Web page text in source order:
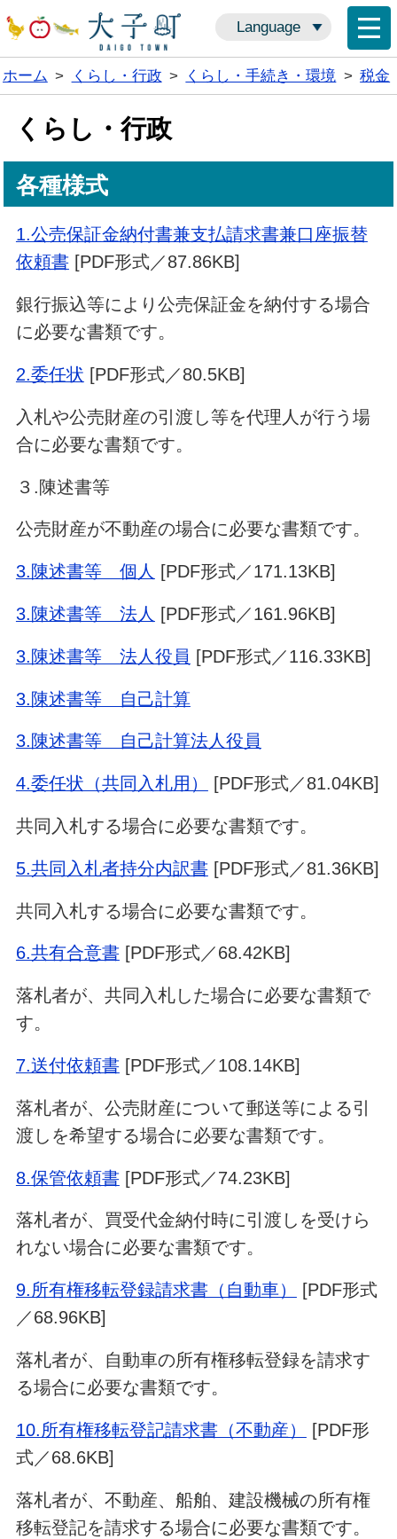
Language
ホーム > くらし・行政 > くらし・手続き・環境 > 税金
くらし・行政
各種様式
1.公売保証金納付書兼支払請求書兼口座振替
依頼書[PDF形式／87.86KB]
銀行振込等により公売保証金を納付する場合
に必要な書類です。
2.委任状 [PDF形式／80.5KB]
入札や公売財産の引渡し等を代理人が行う場
合に必要な書類です。
３.陳述書等
公売財産が不動産の場合に必要な書類です。
3.陳述書等 個人 [PDF形式／171.13KB]
3.陳述書等 法人 [PDF形式／161.96KB]
3.陳述書等 法人役員 [PDF形式／116.33KB]
3.陳述書等 自己計算
3.陳述書等 自己計算法人役員
4.委任状（共同入札用） [PDF形式／81.04KB]
共同入札する場合に必要な書類です。
5.共同入札者持分内訳書[PDF形式／81.36KB]
共同入札する場合に必要な書類です。
6.共有合意書[PDF形式／68.42KB]
落札者が、共同入札した場合に必要な書類で
す。
7.送付依頼書[PDF形式／108.14KB]
落札者が、公売財産について郵送等による引
渡しを希望する場合に必要な書類です。
8.保管依頼書[PDF形式／74.23KB]
落札者が、買受代金納付時に引渡しを受けら
れない場合に必要な書類です。
9.所有権移転登録請求書（自動車）
[PDF形式
／68.96KB]
落札者が、自動車の所有権移転登録を請求す
る場合に必要な書類です。
10.所有権移転登記請求書（不動産）
[PDF形
式／68.6KB]
落札者が、不動産、船舶、建設機械の所有権
移転登記を請求する場合に必要な書類です。